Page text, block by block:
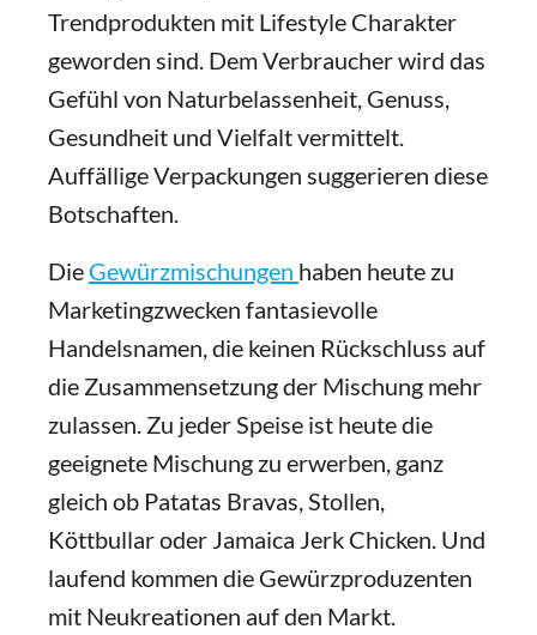
Trendprodukten mit Lifestyle Charakter
geworden sind. Dem Verbraucher wird das
Gefühl von Naturbelassenheit, Genuss,
Gesundheit und Vielfalt vermittelt.
Auffällige Verpackungen suggerieren diese
Botschaften.
Die Gewürzmischungen haben heute zu
Marketingzwecken fantasievolle
Handelsnamen, die keinen Rückschluss auf
die Zusammensetzung der Mischung mehr
zulassen. Zu jeder Speise ist heute die
geeignete Mischung zu erwerben, ganz
gleich ob Patatas Bravas, Stollen,
Köttbullar oder Jamaica Jerk Chicken. Und
laufend kommen die Gewürzproduzenten
mit Neukreationen auf den Markt.